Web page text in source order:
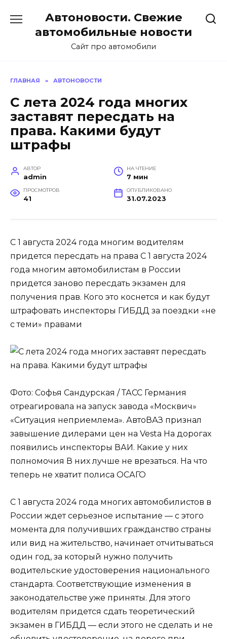
содержанию
Автоновости. Свежие
автомобильные новости
Сайт про автомобили
ГЛАВНАЯ » АВТОНОВОСТИ
С лета 2024 года многих
заставят пересдать на
права. Какими будут
штрафы
АВТОР
admin
НА ЧТЕНИЕ
7 мин
ПРОСМОТРОВ
41
ОПУБЛИКОВАНО
31.07.2023
С 1 августа 2024 года многим водителям
придется пересдать на права С 1 августа 2024
года многим автомобилистам в России
придется заново пересдать экзамен для
получения прав. Кого это коснется и как будут
штрафовать инспекторы ГИБДД за поездки «не
с теми» правами
Фото: Софья Сандурская / ТАСС Германия
отреагировала на запуск завода «Москвич»
«Ситуация неприемлема». АвтоВАЗ признал
завышение дилерами цен на Vesta На дорогах
появились инспекторы ВАИ. Какие у них
полномочия В них лучше не врезаться. На что
теперь не хватит полиса ОСАГО
С 1 августа 2024 года многих автомобилистов в
России ждет серьезное испытание — с этого
момента для получивших гражданство страны
или вид на жительство, начинает отчитываться
один год, за который нужно получить
водительские удостоверения национального
стандарта. Соответствующие изменения в
законодательстве уже приняты. Для этого
водителям придется сдать теоретический
экзамен в ГИБДД — если этого не сделать и не